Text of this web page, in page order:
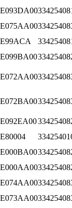
E093DA00
E075AA00
E99ACA
E099BA00
E072AA00
E072BA00
E092EA00
E80004
E000BA00
E000AA00
E074AA00
E073AA00